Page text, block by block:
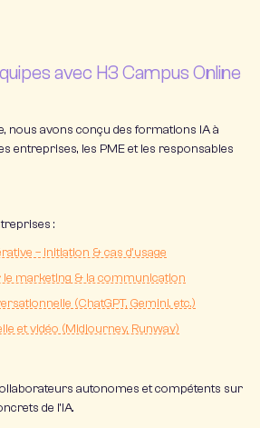
avec H3 Campus Online
, nous avons conçu des formations IA à
entreprises, les PME et les responsables
:
– initiation & cas d’usage
marketing & la communication
(ChatGPT, Gemini, etc.)
et vidéo (Midjourney, Runway)
autonomes et compétents sur
de l’IA.